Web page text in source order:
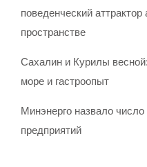
поведенческий
пространстве
Сахалин и Курилы
море и гастроопыт
Минэнерго назвало
предприятий